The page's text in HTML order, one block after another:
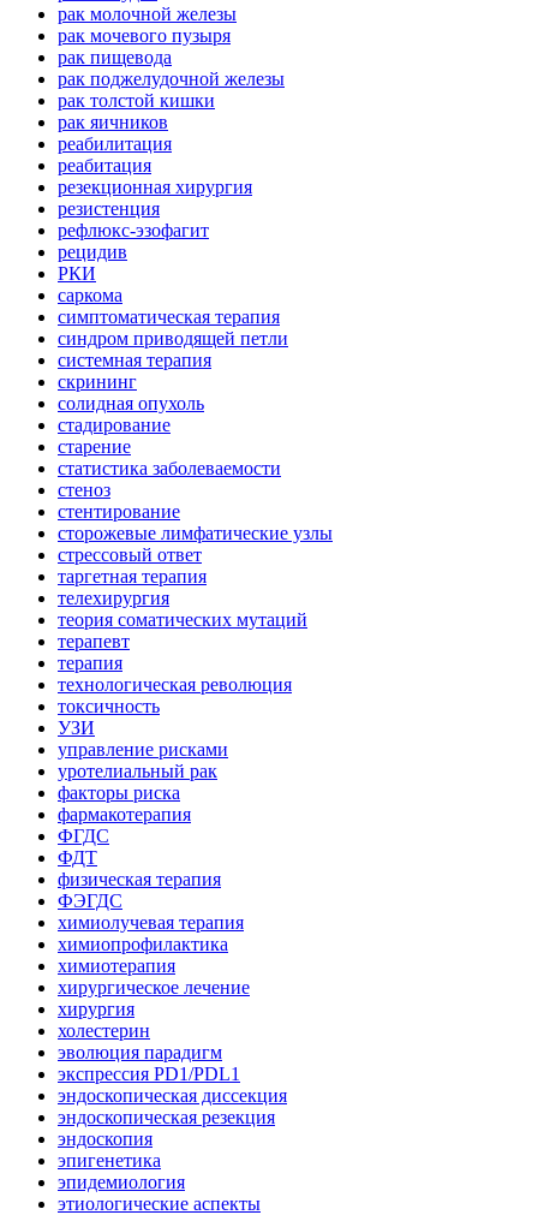
рак молочной железы
рак мочевого пузыря
рак пищевода
рак поджелудочной железы
рак толстой кишки
рак яичников
реабилитация
реабитация
резекционная хирургия
резистенция
рефлюкс-эзофагит
рецидив
РКИ
саркома
симптоматическая терапия
синдром приводящей петли
системная терапия
скрининг
солидная опухоль
стадирование
старение
статистика заболеваемости
стеноз
стентирование
сторожевые лимфатические узлы
стрессовый ответ
таргетная терапия
телехирургия
теория соматических мутаций
терапевт
терапия
технологическая революция
токсичность
УЗИ
управление рисками
уротелиальный рак
факторы риска
фармакотерапия
ФГДС
ФДТ
физическая терапия
ФЭГДС
химиолучевая терапия
химиопрофилактика
химиотерапия
хирургическое лечение
хирургия
холестерин
эволюция парадигм
экспрессия PD1/PDL1
эндоскопическая диссекция
эндоскопическая резекция
эндоскопия
эпигенетика
эпидемиология
этиологические аспекты